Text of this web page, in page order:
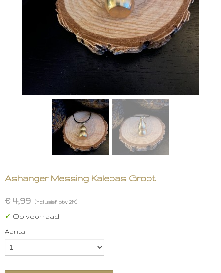
Ashanger Messing Kalebas Groot
€ 4,99 (inclusief btw 21%)
✓ Op voorraad
Aantal